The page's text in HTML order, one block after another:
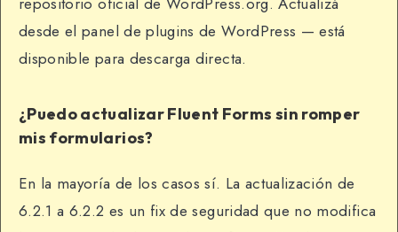
desde el panel de plugins de WordPress — está
disponible para descarga directa.
¿Puedo actualizar Fluent Forms sin romper
mis formularios?
En la mayoría de los casos sí. La actualización de
6.2.1 a 6.2.2 es un fix de seguridad que no modifica